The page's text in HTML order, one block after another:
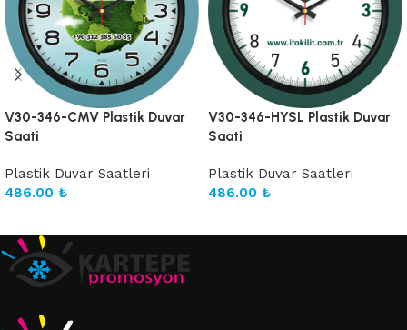
V30-346-CMV Plastik Duvar
Saati
Plastik Duvar Saatleri
486.00 ₺
V30-346-HYSL Plastik Duvar
Saati
Plastik Duvar Saatleri
486.00 ₺